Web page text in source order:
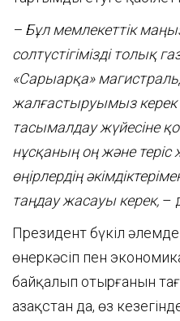
– Бұл мемлекеттік
солтүстігімізді толық
«Сарыарқа»
жалғастыруымыз керек
тасымалдау жүйесіне
нұсқаның оң және
өңірлердің
таңдау жасауы керек, –
Президент бүкіл
өнеркәсіп пен
байқалып отырғанын
Қазақстан да, өз